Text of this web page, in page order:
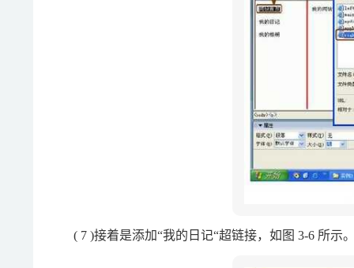
( 7 )接着是添加“我的日记“超链接，如图 3-6 所示